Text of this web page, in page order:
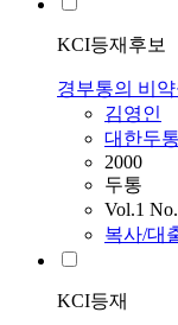
KCI등재후보
경부통의 비
김영인
대한두
2000
두통
Vol.1
복사/대
KCI등재